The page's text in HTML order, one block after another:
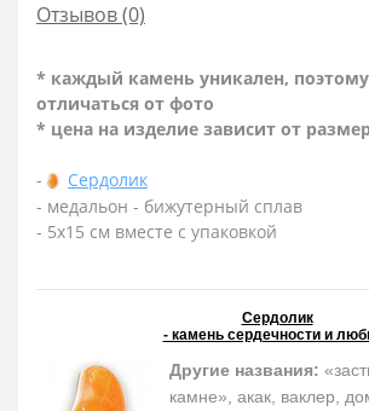
Отзывов (0)
* каждый камень уникален,
отличаться от фото
* цена на изделие зависит от
-
Сердолик
- медальон - бижутерный сплав
- 5х15 см вместе с упаковкой
Сердолик
- камень сердечности и
Другие названия:
камне», акак, ваклер,